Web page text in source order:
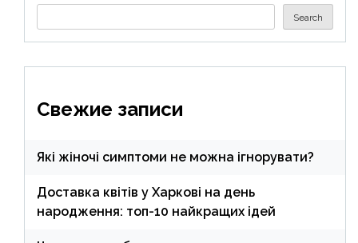
Search
Свежие записи
Які жіночі симптоми не можна ігнорувати?
Доставка квітів у Харкові на день
народження: топ-10 найкращих ідей